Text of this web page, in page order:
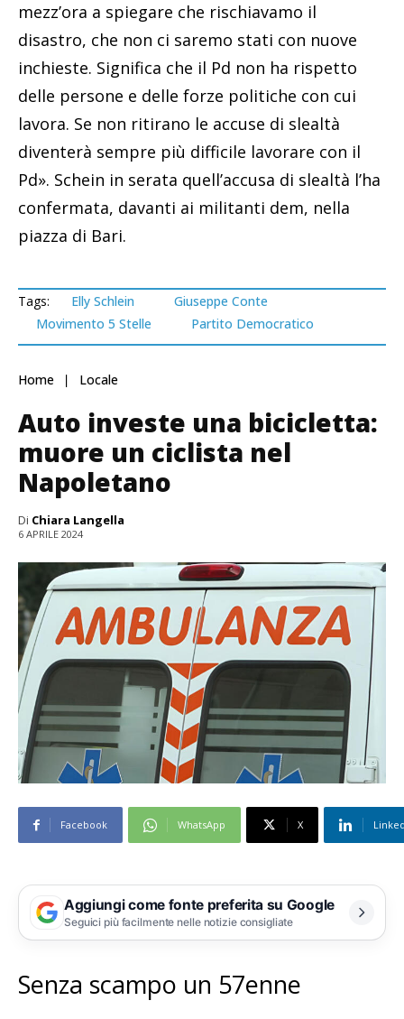
mezz’ora a spiegare che rischiavamo il
disastro, che non ci saremo stati con nuove
inchieste. Significa che il Pd non ha rispetto
delle persone e delle forze politiche con cui
lavora. Se non ritirano le accuse di slealtà
diventerà sempre più difficile lavorare con il
Pd». Schein in serata quell’accusa di slealtà l’ha
confermata, davanti ai militanti dem, nella
piazza di Bari.
Tags: Elly Schlein
Giuseppe Conte
Movimento 5 Stelle
Partito Democratico
Home Locale
Auto investe una bicicletta:
muore un ciclista nel
Napoletano
Di Chiara Langella
6 APRILE 2024
Facebook WhatsApp X
Aggiungi come fonte preferita su Google
Seguici più facilmente nelle notizie consigliate
Senza scampo un 57enne